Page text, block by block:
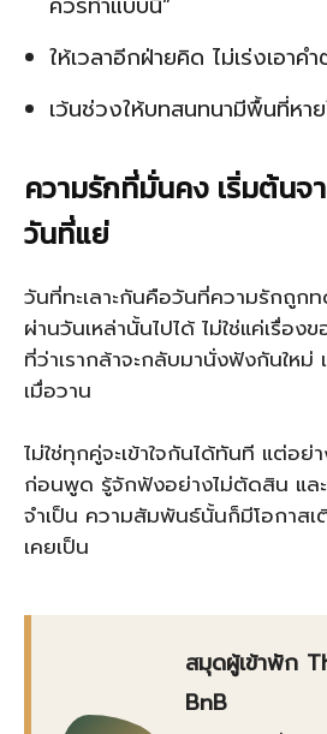
ให้เวลาอีกฝ่ายคิด ไม่เร่งเอาค
เว้นช่วงให้บทสนทนามีพื้นที่หา
ความรักที่มั่นคง เริ่มต้นจา
วันที่แย่
วันที่ทะเลาะกันคือวันที่ความรักถูก
ผ่านวันเหล่านั้นไปได้ ไม่ใช่แค่เรื่อ
ที่ว่าเรากล้าจะกลับมานั่งฟังกันใหม่
เมื่อวาน
ไม่ใช่ทุกคู่จะเข้าใจกันได้ทันที แต่อย่
ก่อนพูด รู้จักฟังอย่างไม่ตัดสิน แล
จำเป็น ความสัมพันธ์นั้นก็มีโอกาสเ
เคยเป็น
สมุดผู้เข้าพัก
BnB